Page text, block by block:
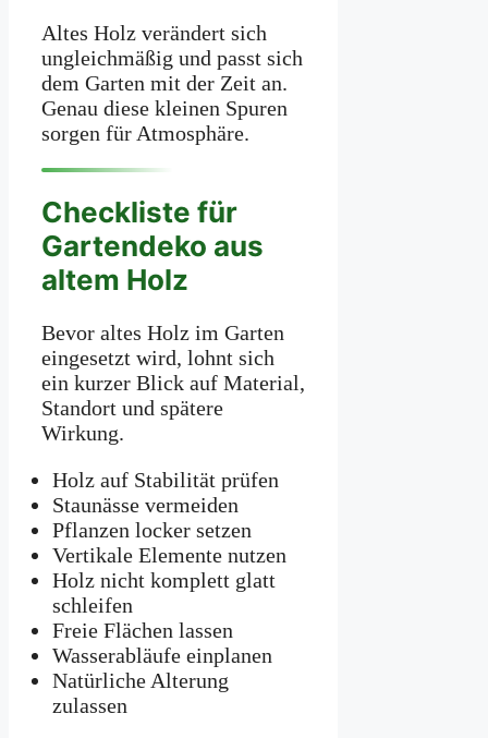
Altes Holz verändert sich
ungleichmäßig und passt sich
dem Garten mit der Zeit an.
Genau diese kleinen Spuren
sorgen für Atmosphäre.
Checkliste für
Gartendeko aus
altem Holz
Bevor altes Holz im Garten
eingesetzt wird, lohnt sich
ein kurzer Blick auf Material,
Standort und spätere
Wirkung.
Holz auf Stabilität prüfen
Staunässe vermeiden
Pflanzen locker setzen
Vertikale Elemente nutzen
Holz nicht komplett glatt
schleifen
Freie Flächen lassen
Wasserabläufe einplanen
Natürliche Alterung
zulassen